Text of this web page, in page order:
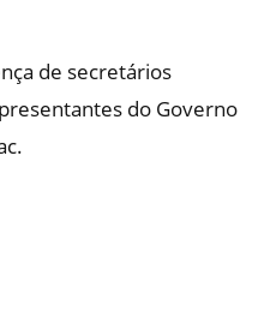
de secretários
do Governo